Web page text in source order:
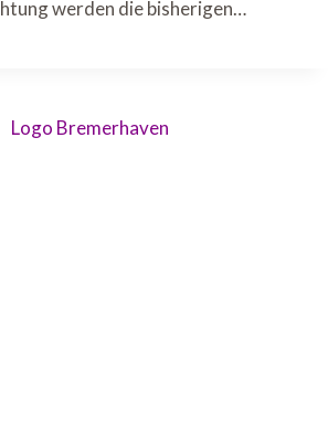
werden die bisherigen…